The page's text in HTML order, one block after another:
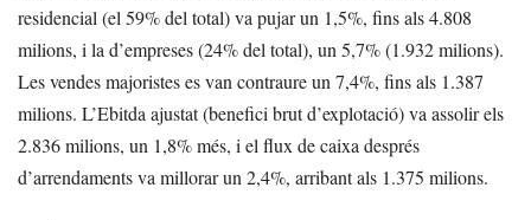
residencial (el 59% del total) va pujar un 1,5%, fins als 4.808
milions, i la d’empreses (24% del total), un 5,7% (1.932 milions).
Les vendes majoristes es van contraure un 7,4%, fins als 1.387
milions. L’Ebitda ajustat (benefici brut d’explotació) va assolir els
2.836 milions, un 1,8% més, i el flux de caixa després
d’arrendaments va millorar un 2,4%, arribant als 1.375 milions.